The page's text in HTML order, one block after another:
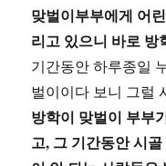
맞벌이부부에게 어
리고 있으니 바로 방
기간동안 하루종일
벌이이다 보니 그럴
방학이 맞벌이 부부
고, 그 기간동안 시